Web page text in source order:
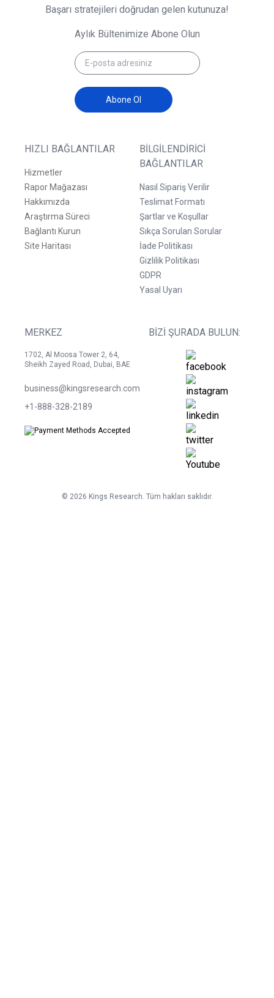
HIZLI BAĞLANTILAR
Hizmetler
Rapor Mağazası
Hakkımızda
Araştırma Süreci
Bağlantı Kurun
Site Haritası
BILGILENDIRICI
BAĞLANTILAR
Nasıl Sipariş Verilir
Teslimat Formatı
Şartlar ve Koşullar
Sıkça Sorulan Sorular
İade Politikası
Gizlilik Politikası
GDPR
Yasal Uyarı
MERKEZ
1702, Al Moosa Tower 2, 64,
Sheikh Zayed Road, Dubai, BAE
business@kingsresearch.com
+1-888-328-2189
BIZI ŞURADA BULUN:
Başarı stratejileri doğrudan gelen kutunuza!
Aylık Bültenimize Abone Olun
Abone Ol
© 2026 Kings Research. Tüm hakları saklıdır.